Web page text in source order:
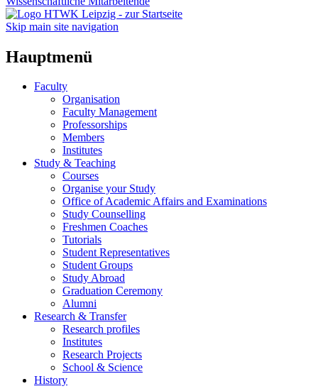
Skip main site navigation
Hauptmenü
Faculty
Organisation
Faculty Management
Professorships
Members
Institutes
Study & Teaching
Courses
Organise your Study
Office of Academic Affairs and Examinations
Study Counselling
Freshmen Coaches
Tutorials
Student Representatives
Student Groups
Study Abroad
Graduation Ceremony
Alumni
Research & Transfer
Research profiles
Institutes
Research Projects
School & Science
History